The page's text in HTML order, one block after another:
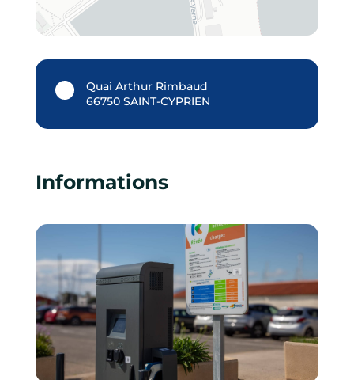
Quai Arthur Rimbaud
66750 SAINT-CYPRIEN
Informations